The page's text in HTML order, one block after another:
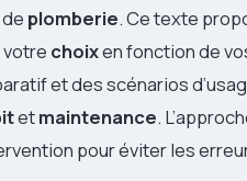
plomberie. Ce texte
votre choixen fonction de
et des scénarios
etmaintenance.
pour éviter les